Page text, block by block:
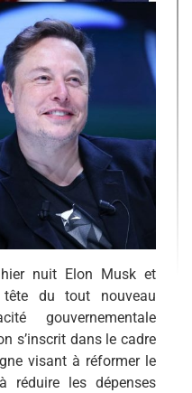
nuit Elon Musk et
du tout nouveau
gouvernementale
s’inscrit dans le cadre
visant à réformer le
réduire les dépenses